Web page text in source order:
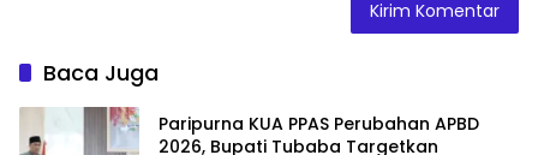
Baca Juga
Paripurna KUA PPAS Perubahan APBD
2026, Bupati Tubaba Targetkan